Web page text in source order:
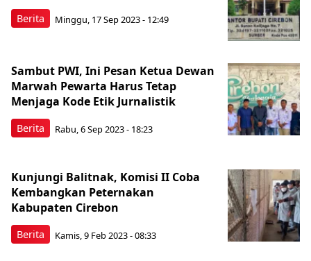
Berita Minggu, 17 Sep 2023 - 12:49
Berita
Sambut PWI, Ini Pesan Ketua Dewan
Marwah Pewarta Harus Tetap
Menjaga Kode Etik Jurnalistik
Rabu, 6 Sep 2023 - 18:23
Berita
Kunjungi Balitnak, Komisi II Coba
Kembangkan Peternakan
Kabupaten Cirebon
Kamis, 9 Feb 2023 - 08:33